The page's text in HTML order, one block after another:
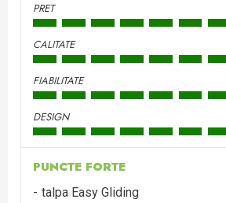
PRET
CALITATE
FIABILITATE
DESIGN
PUNCTE FORTE
talpa Easy Gliding